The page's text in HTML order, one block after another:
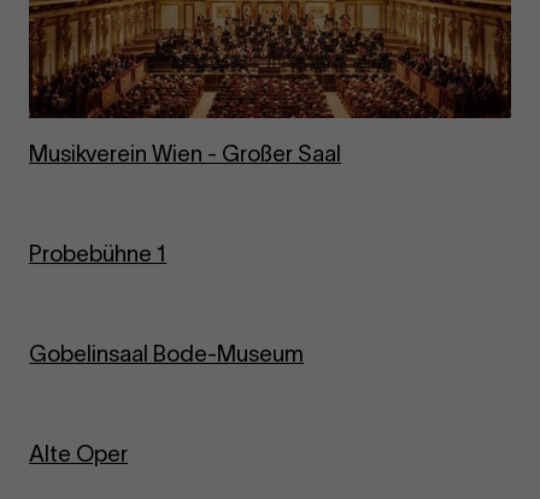
Mu­sik­ver­ein Wien - Gro­ßer Saal
Pro­be­büh­ne 1
Go­be­lin­saal Bode-​Museum
Alte Oper